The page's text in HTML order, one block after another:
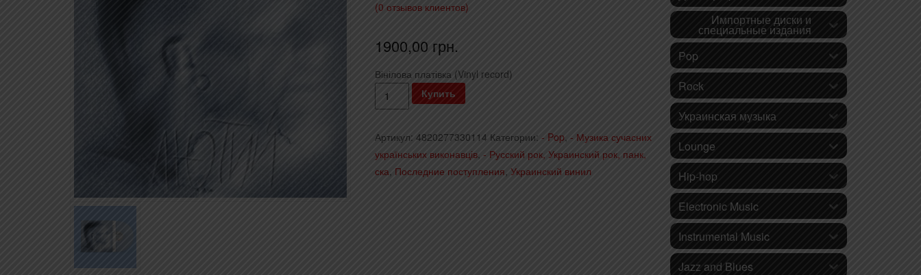
(0 отзывов клиентов)
1900,00 грн.
Вінілова платівка (Vinyl record)
Количество
Сергій
-
Лютий
(2024)
Купить
Артикул: 4820277330114 Категории: - Pop, - Музика сучасних
українських виконавців, - Русский рок, Украинский рок, панк,
ска Последние поступления Украинский винил
Импортные диски и
специальные издания
Pop
Rock
Украинская музыка
Lounge
Hip-hop
Electronic Music
Instrumental Music
Jazz and Blues